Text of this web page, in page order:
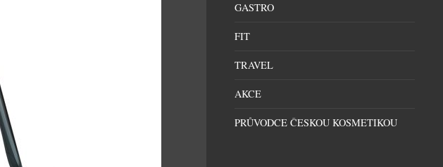
GASTRO
FIT
TRAVEL
AKCE
PRŮVODCE ČESKOU KOSMETIKOU